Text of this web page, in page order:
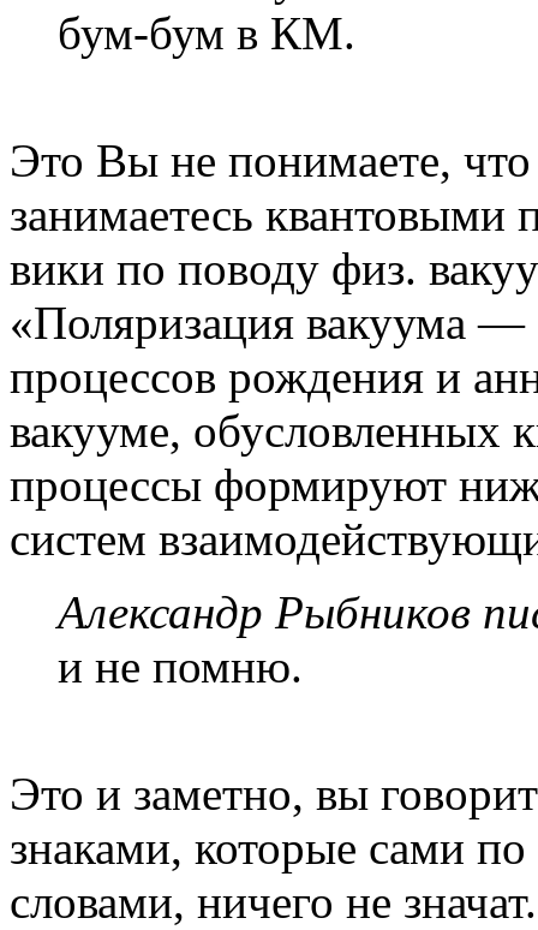
бум-бум в КМ.
Это Вы не понимаете,
занимаетесь квантовыми
вики по поводу физ.
«Поляризация вакуума —
процессов рождения и
вакууме, обусловленных
процессы формируют
систем
Александр Рыбников
и не помню.
Это и заметно, вы
знаками, которые сами
словами, ничего не значат.